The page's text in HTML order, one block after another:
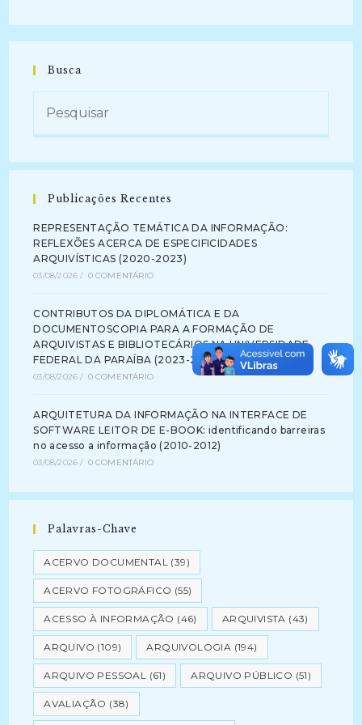
Busca
Publicações Recentes
REPRESENTAÇÃO TEMÁTICA DA INFORMAÇÃO:
REFLEXÕES ACERCA DE ESPECIFICIDADES
ARQUIVÍSTICAS (2020-2023)
03/08/2026 / 0 COMENTÁRIO
CONTRIBUTOS DA DIPLOMÁTICA E DA
DOCUMENTOSCOPIA PARA A FORMAÇÃO DE
ARQUIVISTAS E BIBLIOTECÁRIOS NA UNIVERSIDADE
FEDERAL DA PARAÍBA (2023-2024)
03/08/2026 / 0 COMENTÁRIO
ARQUITETURA DA INFORMAÇÃO NA INTERFACE DE
SOFTWARE LEITOR DE E-BOOK: identificando barreiras
no acesso a informação (2010-2012)
03/08/2026 / 0 COMENTÁRIO
Palavras-Chave
ACERVO DOCUMENTAL (39)
ACERVO FOTOGRÁFICO (55)
ACESSO À INFORMAÇÃO (46) ARQUIVISTA (43)
ARQUIVO (109) ARQUIVOLOGIA (194)
ARQUIVO PESSOAL (61) ARQUIVO PÚBLICO (51)
AVALIAÇÃO (38)